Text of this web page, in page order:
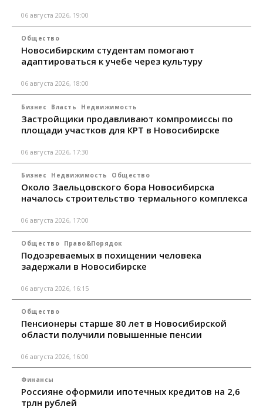
06 августа 2026, 19:00
Общество
Новосибирским студентам помогают
адаптироваться к учебе через культуру
06 августа 2026, 18:00
Бизнес Власть Недвижимость
Застройщики продавливают компромиссы по
площади участков для КРТ в Новосибирске
06 августа 2026, 17:30
Бизнес Недвижимость Общество
Около Заельцовского бора Новосибирска
началось строительство термального комплекса
06 августа 2026, 17:00
Общество Право&Порядок
Подозреваемых в похищении человека
задержали в Новосибирске
06 августа 2026, 16:15
Общество
Пенсионеры старше 80 лет в Новосибирской
области получили повышенные пенсии
06 августа 2026, 16:00
Финансы
Россияне оформили ипотечных кредитов на 2,6
трлн рублей